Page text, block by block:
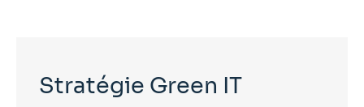
Stratégie Green IT